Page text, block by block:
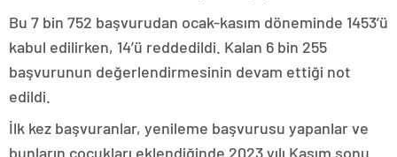
Bu 7 bin 752 başvurudan ocak-kasım döneminde 1453’ü
kabul edilirken, 14’ü reddedildi. Kalan 6 bin 255
başvurunun değerlendirmesinin devam ettiği not
edildi.
İlk kez başvuranlar, yenileme başvurusu yapanlar ve
bunların çocukları eklendiğinde 2023 yılı Kasım sonu